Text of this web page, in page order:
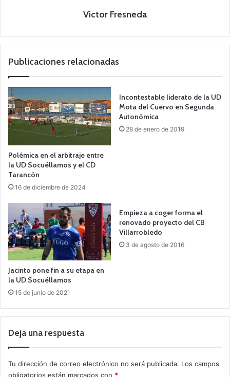
Victor Fresneda
Publicaciones relacionadas
Polémica en el arbitraje entre
la UD Socuéllamos y el CD
Tarancón
16 de diciembre de 2024
Incontestable liderato de la UD
Mota del Cuervo en Segunda
Autonómica
28 de enero de 2019
Jacinto pone fin a su etapa en
la UD Socuéllamos
15 de junio de 2021
Empieza a coger forma el
renovado proyecto del CB
Villarrobledo
3 de agosto de 2016
Deja una respuesta
Tu dirección de correo electrónico no será publicada. Los campos
obligatorios están marcados con *